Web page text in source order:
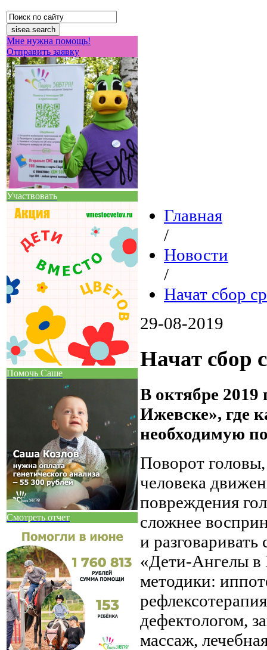
Мне нужна помощь!
Отправить заявку
Участвовать
Помочь Саше
Смотреть отчет
Главная
/
Новости
/
Начат сбор
29-08-2019
Начат сбор
В октябре 2019
Ижевске», где
необходимую
Поворот
человека
повреждения
сложнее
и
«Дети-Ангелы в
методики:
дефектологом,
массаж,